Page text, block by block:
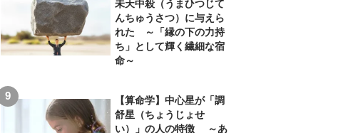
未天中殺（うまひつじて
んちゅうさつ）に与えら
れた ～「縁の下の力持
ち」として輝く繊細な宿
命～
【算命学】中心星が「調
舒星（ちょうじょせ
い）」の人の特徴 ～あ